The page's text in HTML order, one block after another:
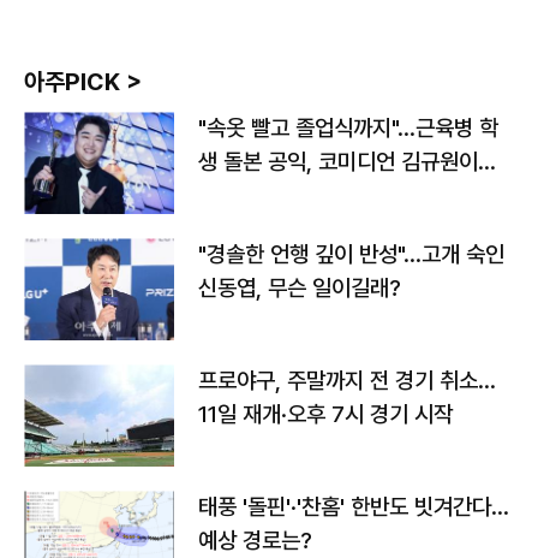
아주PICK >
"속옷 빨고 졸업식까지"…근육병 학
생 돌본 공익, 코미디언 김규원이었
"경솔한 언행 깊이 반성"…고개 숙인
신동엽, 무슨 일이길래?
프로야구, 주말까지 전 경기 취소…
11일 재개·오후 7시 경기 시작
태풍 '돌핀'·'찬홈' 한반도 빗겨간다…
예상 경로는?